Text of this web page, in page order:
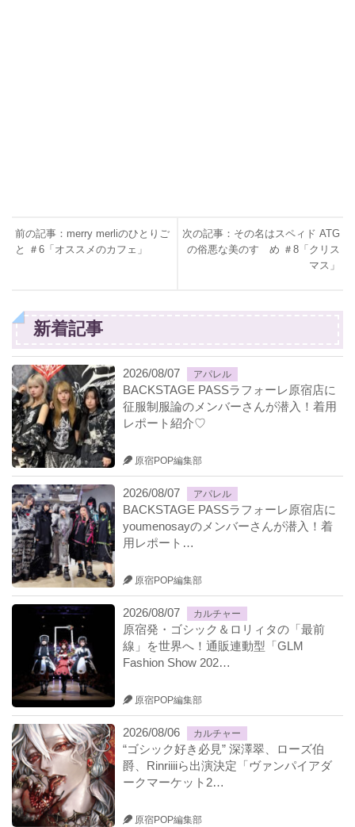
前の記事：merry merliのひとりご
と ＃6「オススメのカフェ」
次の記事：その名はスペィド ATG
の俗悪な美のすゝめ ＃8「クリス
マス」
新着記事
2026/08/07 アパレル
BACKSTAGE PASSラフォーレ原宿店に
征服制服論のメンバーさんが潜入！着用
レポート紹介♡
原宿POP編集部
2026/08/07 アパレル
BACKSTAGE PASSラフォーレ原宿店に
youmenosayのメンバーさんが潜入！着
用レポート…
原宿POP編集部
2026/08/07 カルチャー
原宿発・ゴシック＆ロリィタの「最前
線」を世界へ！通販連動型「GLM
Fashion Show 202…
原宿POP編集部
2026/08/06 カルチャー
“ゴシック好き必見” 深澤翠、ローズ伯
爵、Rinriiiiら出演決定「ヴァンパイアダ
ークマーケット2…
原宿POP編集部